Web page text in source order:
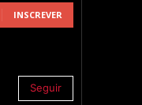
INSCREVER
Seguir